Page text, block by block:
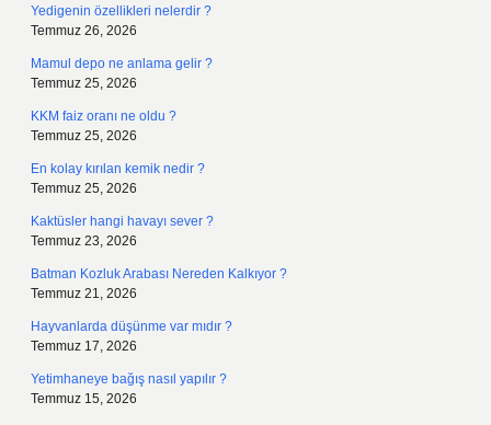
Yedigenin özellikleri nelerdir ?
Temmuz 26, 2026
Mamul depo ne anlama gelir ?
Temmuz 25, 2026
KKM faiz oranı ne oldu ?
Temmuz 25, 2026
En kolay kırılan kemik nedir ?
Temmuz 25, 2026
Kaktüsler hangi havayı sever ?
Temmuz 23, 2026
Batman Kozluk Arabası Nereden Kalkıyor ?
Temmuz 21, 2026
Hayvanlarda düşünme var mıdır ?
Temmuz 17, 2026
Yetimhaneye bağış nasıl yapılır ?
Temmuz 15, 2026